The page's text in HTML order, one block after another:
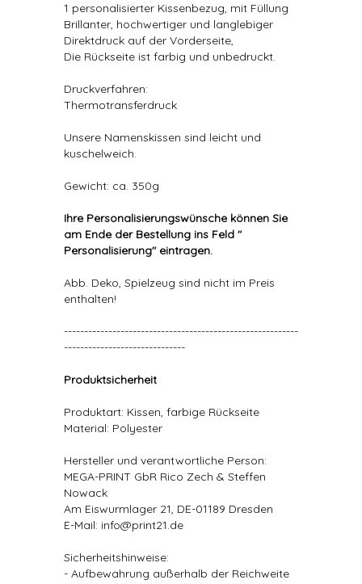
1 personalisierter Kissenbezug, mit Füllung
Brillanter, hochwertiger und langlebiger
Direktdruck auf der Vorderseite,
Die Rückseite ist farbig und unbedruckt.
Druckverfahren:
Thermotransferdruck
Unsere Namenskissen sind leicht und
kuschelweich.
Gewicht: ca. 350g
Ihre Personalisierungswünsche können Sie
am Ende der Bestellung ins Feld "
Personalisierung" eintragen.
Abb. Deko, Spielzeug sind nicht im Preis
enthalten!
----------------------------------------------------------
------------------------------
Produktsicherheit
Produktart: Kissen, farbige Rückseite
Material: Polyester
Hersteller und verantwortliche Person:
MEGA-PRINT GbR Rico Zech & Steffen
Nowack
Am Eiswurmlager 21, DE-01189 Dresden
E-Mail: info@print21.de
Sicherheitshinweise:
- Aufbewahrung außerhalb der Reichweite